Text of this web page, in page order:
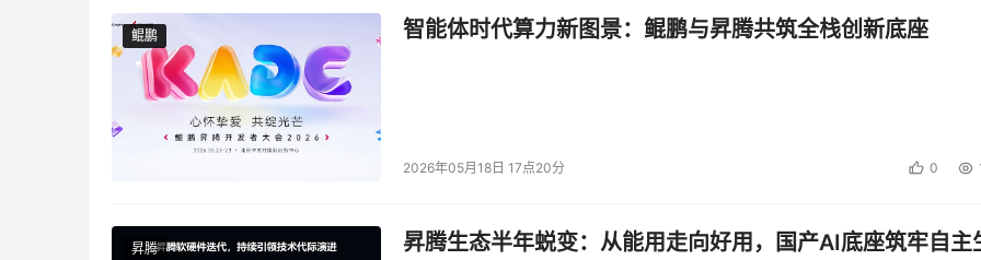
鲲鹏
鲲鹏 智能体时代算力新图景：鲲鹏与昇腾共筑全栈创新底座
2026年05月18日 17点20分 0
昇腾
昇腾生态半年蜕变：从能用走向好用，国产AI底座筑牢自主